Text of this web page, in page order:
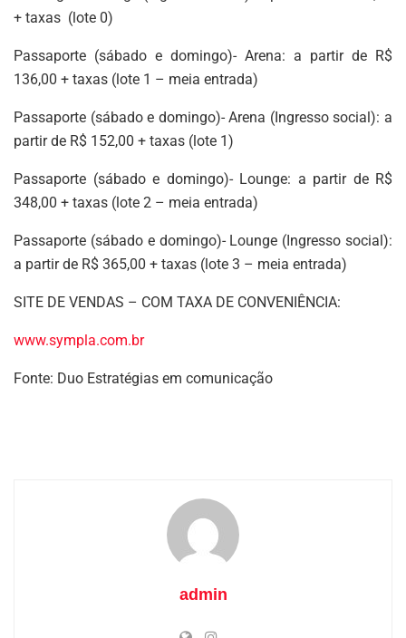
+ taxas (lote 0)
Passaporte (sábado e domingo)- Arena: a partir de R$
136,00 + taxas (lote 1 – meia entrada)
Passaporte (sábado e domingo)- Arena (Ingresso social): a
partir de R$ 152,00 + taxas (lote 1)
Passaporte (sábado e domingo)- Lounge: a partir de R$
348,00 + taxas (lote 2 – meia entrada)
Passaporte (sábado e domingo)- Lounge (Ingresso social):
a partir de R$ 365,00 + taxas (lote 3 – meia entrada)
SITE DE VENDAS – COM TAXA DE CONVENIÊNCIA:
www.sympla.com.br
Fonte: Duo Estratégias em comunicação
admin